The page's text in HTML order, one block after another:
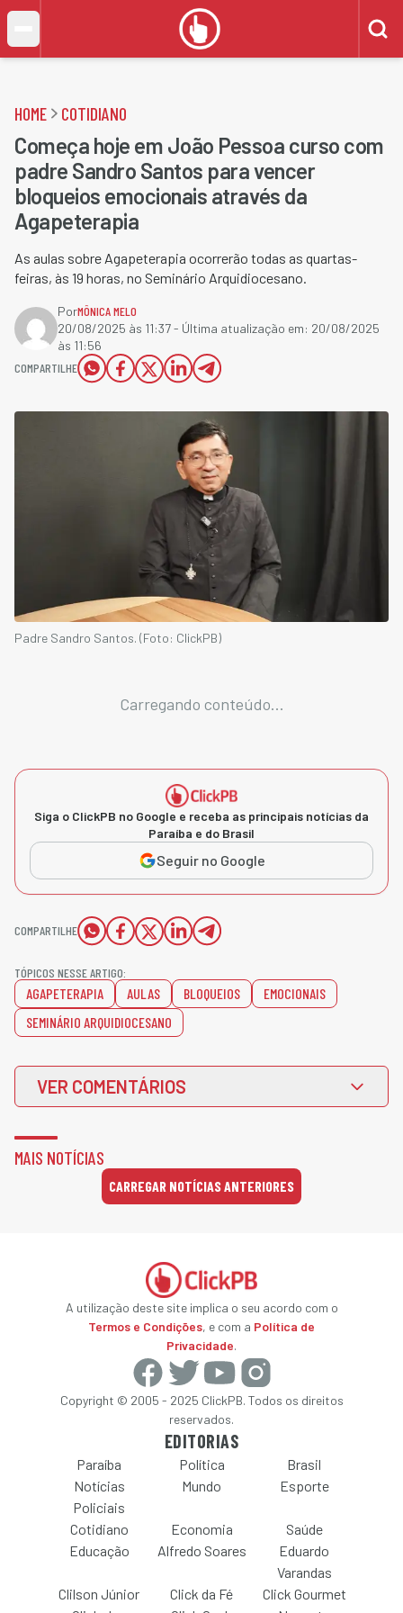
HOME COTIDIANO
Começa hoje em João Pessoa curso com
padre Sandro Santos para vencer
bloqueios emocionais através da
Agapeterapia
As aulas sobre Agapeterapia ocorrerão todas as quartas-
feiras, às 19 horas, no Seminário Arquidiocesano.
PorMÔNICA MELO
20/08/2025 às 11:37- Última atualização em: 20/08/2025
às 11:56
COMPARTILHE
Padre Sandro Santos. (Foto: ClickPB)
Carregando conteúdo...
Siga o ClickPB no Google e receba as principais notícias da
Paraíba e do Brasil
Seguir no Google
COMPARTILHE
TÓPICOS NESSE ARTIGO:
AGAPETERAPIA AULAS BLOQUEIOS
EMOCIONAIS
SEMINÁRIO ARQUIDIOCESANO
VER COMENTÁRIOS
MAIS NOTÍCIAS
CARREGAR NOTÍCIAS ANTERIORES
A utilização deste site implica o seu acordo com o
Termos e Condições, e com a Política de
Privacidade.
Copyright © 2005 - 2025 ClickPB. Todos os direitos
reservados.
EDITORIAS
Paraíba Política
Brasil
Notícias
Policiais
Mundo Esporte
Cotidiano Economia
Saúde
Educação
Alfredo Soares
Eduardo
Varandas
Clilson Júnior
Click da Fé
Click Gourmet